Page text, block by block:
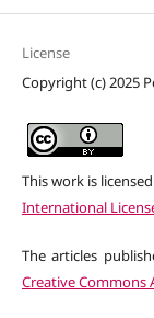
License
Copyright (c) 2025
This work is
International
The articles
Creative Commons